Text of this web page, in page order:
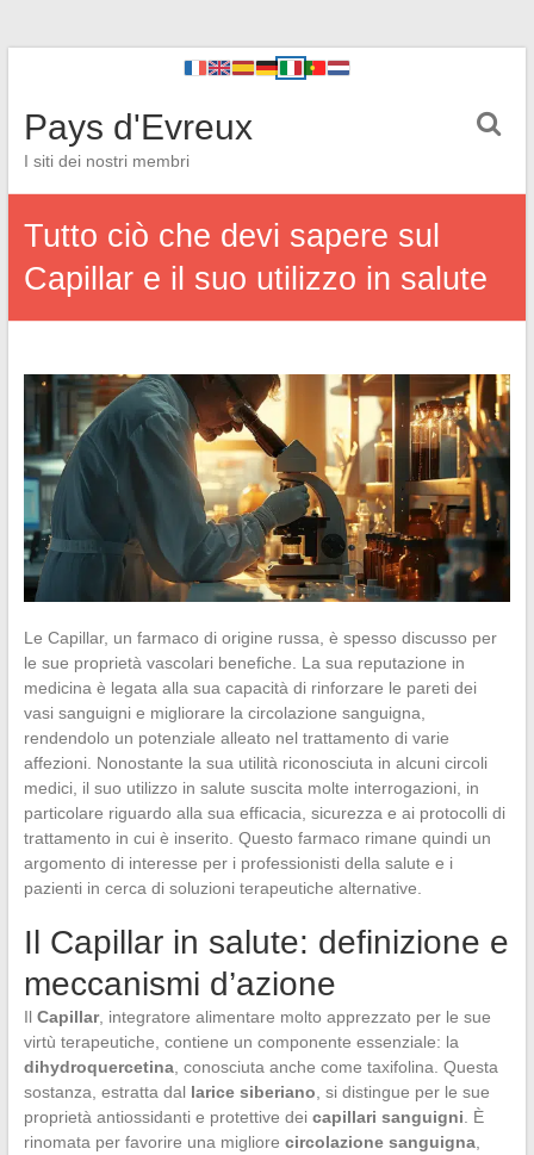
Pays d'Evreux
I siti dei nostri membri
Tutto ciò che devi sapere sul
Capillar e il suo utilizzo in salute
Le Capillar, un farmaco di origine russa, è spesso discusso per
le sue proprietà vascolari benefiche. La sua reputazione in
medicina è legata alla sua capacità di rinforzare le pareti dei
vasi sanguigni e migliorare la circolazione sanguigna,
rendendolo un potenziale alleato nel trattamento di varie
affezioni. Nonostante la sua utilità riconosciuta in alcuni circoli
medici, il suo utilizzo in salute suscita molte interrogazioni, in
particolare riguardo alla sua efficacia, sicurezza e ai protocolli di
trattamento in cui è inserito. Questo farmaco rimane quindi un
argomento di interesse per i professionisti della salute e i
pazienti in cerca di soluzioni terapeutiche alternative.
Il Capillar in salute: definizione e
meccanismi d’azione
Il Capillar, integratore alimentare molto apprezzato per le sue
virtù terapeutiche, contiene un componente essenziale: la
dihydroquercetina, conosciuta anche come taxifolina. Questa
sostanza, estratta dal larice siberiano , si distingue per le sue
proprietà antiossidanti e protettive dei capillari sanguigni . È
rinomata per favorire una migliore circolazione sanguigna,